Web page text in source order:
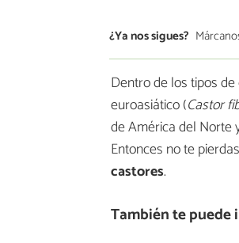
¿Ya nos sigues?
Dentro de los tipos
euroasiático (Castor
de América del Norte
Entonces no te
castores.
También te puede